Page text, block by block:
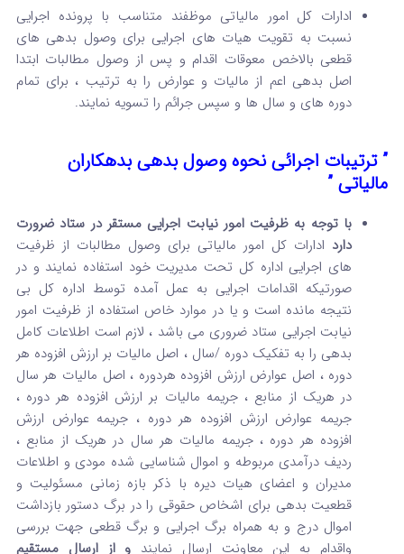
ادارات کل امور مالیاتی موظفند متناسب با پرونده اجرایی
نسبت به تقویت هیات های اجرایی برای وصول بدهی های
قطعی بالاخص معوقات اقدام و پس از وصول مطالبات ابتدا
اصل بدهی اعم از مالیات و عوارض را به ترتیب ، برای تمام
دوره های و سال ها و سپس جرائم را تسویه نمایند.
” ترتیبات اجرائی نحوه وصول بدهی بدهکاران
مالیاتی ”
با توجه به ظرفیت امور نیابت اجرایی مستقر در ستاد ضرورت
دارد ادارات کل امور مالیاتی برای وصول مطالبات از ظرفیت
های اجرایی اداره کل تحت مدیریت خود استفاده نمایند و در
صورتیکه اقدامات اجرایی به عمل آمده توسط اداره کل بی
نتیجه مانده است و یا در موارد خاص استفاده از ظرفیت امور
نیابت اجرایی ستاد ضروری می باشد ، لازم است اطلاعات کامل
بدهی را به تفکیک دوره /سال ، اصل مالیات بر ارزش افزوده هر
دوره ، اصل عوارض ارزش افزوده هردوره ، اصل مالیات هر سال
در هریک از منابع ، جریمه مالیات بر ارزش افزوده هر دوره ،
جریمه عوارض ارزش افزوده هر دوره ، جریمه عوارض ارزش
افزوده هر دوره ، جریمه مالیات هر سال در هریک از منابع ،
ردیف درآمدی مربوطه و اموال شناسایی شده مودی و اطلاعات
مدیران و اعضای هیات دیره با ذکر بازه زمانی مسئولیت و
قطعیت بدهی برای اشخاص حقوقی را در برگ دستور بازداشت
اموال درج و به همراه برگ اجرایی و برگ قطعی جهت بررسی
واقدام به این معاونت ارسال نمایند و از ارسال مستقیم